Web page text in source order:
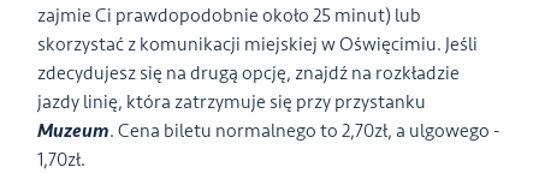
zajmie Ci prawdopodobnie około 25 minut) lub
skorzystać z komunikacji miejskiej w Oświęcimiu. Jeśli
zdecydujesz się na drugą opcję, znajdź na rozkładzie
jazdy linię, która zatrzymuje się przy przystanku
Muzeum. Cena biletu normalnego to 2,70zł, a ulgowego -
1,70zł.